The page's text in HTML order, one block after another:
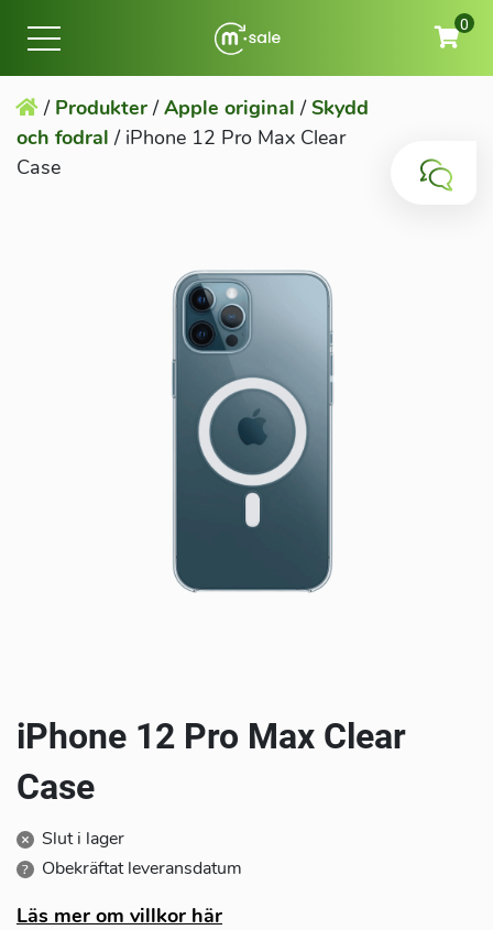
iPad
Watch Tillbehör
Privatperson Företag
Kontakta oss
Om oss
0
/ Produkter/Apple original /Skydd
och fodral / iPhone 12 Pro Max Clear
Case
iPhone 12 Pro Max Clear
Case
Slut i lager
Obekräftat leveransdatum
Läs mer om villkor här